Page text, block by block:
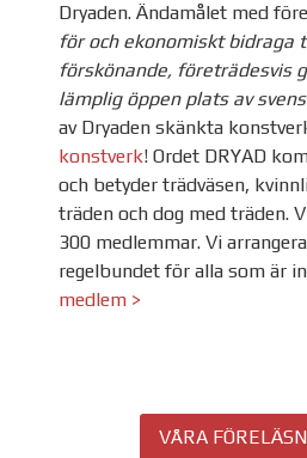
Dryaden. Ändamålet med
för och ekonomiskt bidraga
förskönande, företrädesvis
lämplig öppen plats av
av Dryaden skänkta
konstverk! Ordet DRYAD
och betyder trädväsen,
träden och dog med träden.
300 medlemmar. Vi
regelbundet för alla som är
medlem >
VÅRA